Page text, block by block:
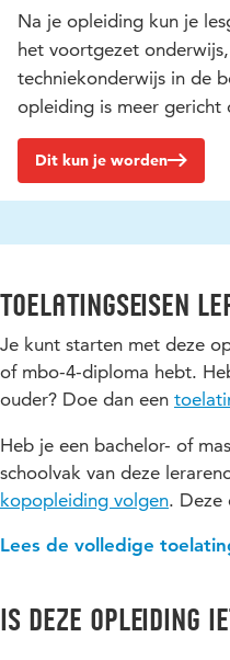
Na je opleiding kun je
het voortgezet
techniekonderwijs in de
opleiding is meer
Dit kun je worden
Toelatingseisen
Je kunt starten met deze
of mbo-4-diploma hebt.
ouder? Doe dan een
Heb je een bachelor- of
schoolvak van deze
kopopleiding volgen. Deze
Lees de volledige
Is deze opleiding